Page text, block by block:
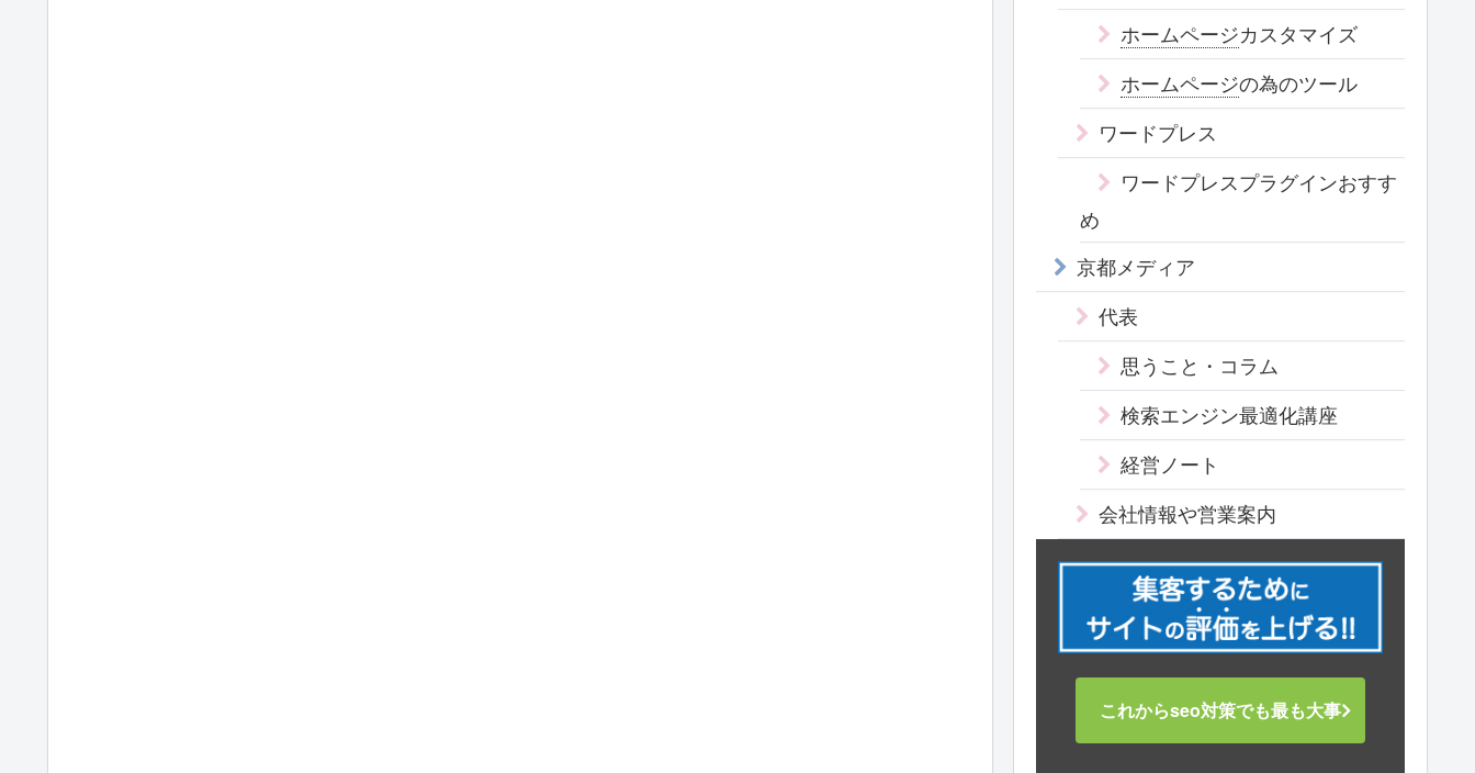
ホームページカスタマイズ
ホームページの為のツール
ワードプレス
ワードプレスプラグインおすす
め
京都メディア
代表
思うこと・コラム
検索エンジン最適化講座
経営ノート
会社情報や営業案内
これからseo対策でも最も大事